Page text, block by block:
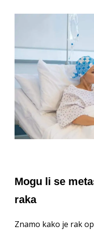
Mogu li se
raka
Znamo kako je rak